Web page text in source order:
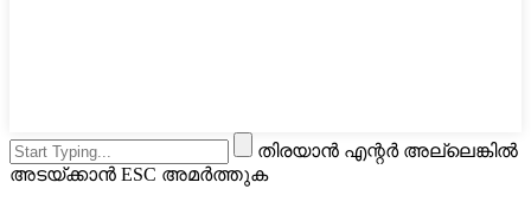
തിരയാൻ എന്റർ അല്ലെങ്കിൽ
അടയ്ക്കാൻ ESC അമർത്തുക